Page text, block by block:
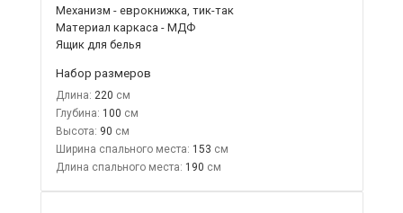
Механизм - еврокнижка, тик-так
Материал каркаса - МДФ
Ящик для белья
Набор размеров
Длина: 220
Глубина: 100
Высота: 90
Ширина спального места: 153
Длина спального места: 190